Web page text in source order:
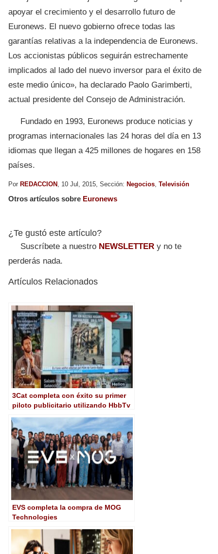
apoyar el crecimiento y el desarrollo futuro de
Euronews. El nuevo gobierno ofrece todas las
garantías relativas a la independencia de Euronews.
Los accionistas públicos seguirán estrechamente
implicados al lado del nuevo inversor para el éxito de
este medio único», ha declarado Paolo Garimberti,
actual presidente del Consejo de Administración.
Fundado en 1993, Euronews produce noticias y
programas internacionales las 24 horas del día en 13
idiomas que llegan a 425 millones de hogares en 158
países.
Por REDACCION , 10 Jul, 2015, Sección: Negocios, Televisión
Otros artículos sobre Euronews
¿Te gustó este artículo?
Suscríbete a nuestro NEWSLETTER y no te
perderás nada.
Artículos Relacionados
3Cat completa con éxito su primer
piloto publicitario utilizando HbbTv
EVS completa la compra de MOG
Technologies